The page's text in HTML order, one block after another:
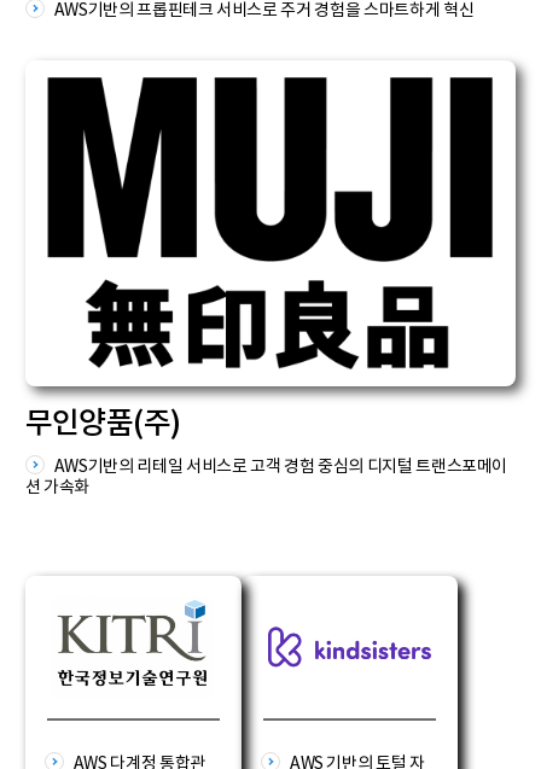
AWS기반의 프롭핀테크 서비스로 주거 경험을 스마트하게 혁신
무인양품(주)
AWS기반의 리테일 서비스로 고객 경험 중심의 디지털 트랜스포메이
션 가속화
AWS 다계정 통합관 AWS 기반의 토털 자